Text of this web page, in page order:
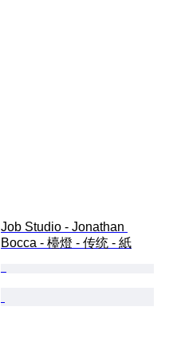
Job Studio - Jonathan
Bocca - 檯燈 - 传统 - 紙